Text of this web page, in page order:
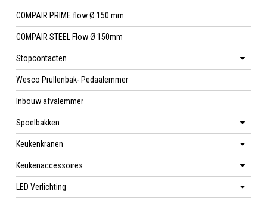
COMPAIR PRIME flow Ø 150 mm
COMPAIR STEEL Flow Ø 150mm
Stopcontacten
Wesco Prullenbak- Pedaalemmer
Inbouw afvalemmer
Spoelbakken
Keukenkranen
Keukenaccessoires
LED Verlichting